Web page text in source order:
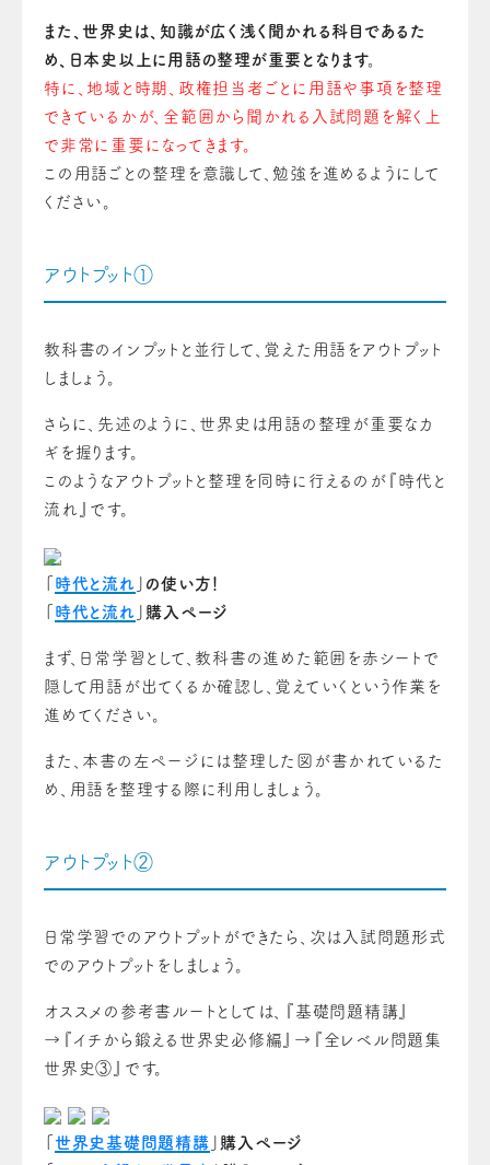
また、世界史は、知識が広く浅く聞かれる科目であるた
め、日本史以上に用語の整理が重要となります。
特に、地域と時期、政権担当者ごとに用語や事項を整理
できているかが、全範囲から聞かれる入試問題を解く上
で非常に重要になってきます。
この用語ごとの整理を意識して、勉強を進めるようにして
ください。
アウトプット①
教科書のインプットと並行して、覚えた用語をアウトプット
しましょう。
さらに、先述のように、世界史は用語の整理が重要なカ
ギを握ります。
このようなアウトプットと整理を同時に行えるのが『時代と
流れ』です。
「 時代と流れ 」の使い方！
「 時代と流れ 」購入ページ
まず、日常学習として、教科書の進めた範囲を赤シートで
隠して用語が出てくるか確認し、覚えていくという作業を
進めてください。
また、本書の左ページには整理した図が書かれているた
め、用語を整理する際に利用しましょう。
アウトプット②
日常学習でのアウトプットができたら、次は入試問題形式
でのアウトプットをしましょう。
オススメの参考書ルートとしては、『基礎問題精講』
→『イチから鍛える世界史必修編』→『全レベル問題集
世界史③』です。
「 世界史基礎問題精講 」購入ページ